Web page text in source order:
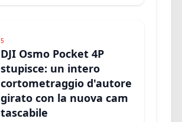
5
DJI Osmo Pocket 4P
stupisce: un intero
cortometraggio d'autore
girato con la nuova cam
tascabile